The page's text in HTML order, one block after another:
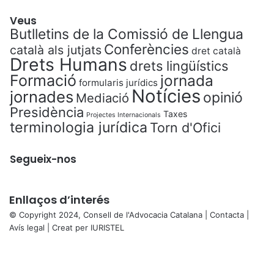
Veus
Butlletins de la Comissió de Llengua
català als jutjats Conferències dret català
Drets Humans drets lingüístics
Formació formularis jurídics jornada
jornades Mediació Notícies opinió
Presidència Projectes Internacionals Taxes
terminologia jurídica Torn d'Ofici
Segueix-nos
Enllaços d’interés
© Copyright 2024, Consell de l'Advocacia Catalana | Contacta
Avís legal | Creat per IURISTEL